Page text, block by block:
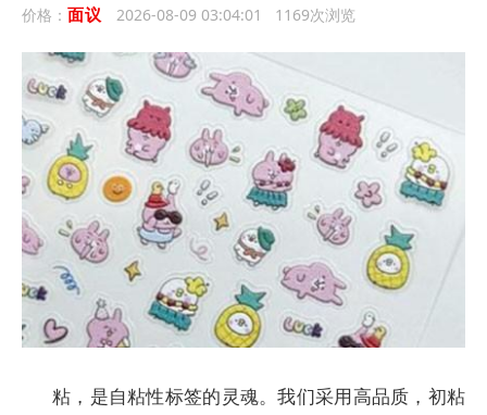
价格： 面议 2026-08-09 03:04:01 1169次浏览
粘，是自粘性标签的灵魂。我们采用高品质，初粘